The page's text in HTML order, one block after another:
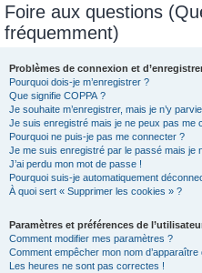
Foire aux questions
fréquemment)
Problèmes de connexion et
Pourquoi dois-je m’enregistrer ?
Que signifie COPPA ?
Je souhaite m’enregistrer, mais je n’y
Je suis enregistré mais je ne peux pas me
Pourquoi ne puis-je pas me connecter ?
Je me suis enregistré par le passé mais je
J’ai perdu mon mot de passe !
Pourquoi suis-je automatiquement
À quoi sert « Supprimer les cookies » ?
Paramètres et préférences de
Comment modifier mes paramètres ?
Comment empêcher mon nom
Les heures ne sont pas correctes !